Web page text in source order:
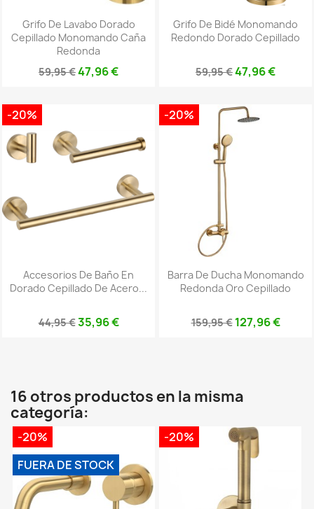
Grifo De Lavabo Dorado
Cepillado Monomando Caña
Redonda
59,95 €47,96 €
Grifo De Bidé Monomando
Redondo Dorado Cepillado
59,95 €47,96 €
Accesorios De Baño En
Dorado Cepillado De Acero...
44,95 €35,96 €
-20%
Barra De Ducha Monomando
Redonda Oro Cepillado
159,95 € 127,96 €
-20%
16 otros productos en la misma
categoría:
-20%
FUERA DE STOCK
-20%